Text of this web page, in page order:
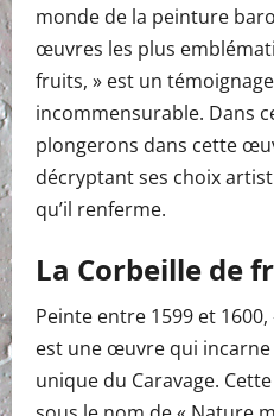
monde de la peinture
œuvres les plus
fruits, » est un
incommensurable. Dans
plongerons dans cette
décryptant ses choix
qu’il renferme.
La Corbeille de
Peinte entre 1599 et
est une œuvre qui
unique du Caravage.